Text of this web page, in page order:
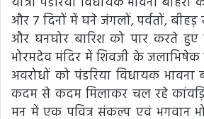
और 7 दिनों में घने जंगलों, पर्वतों, बीहड़
और घनघोर बारिश को पार करते हुए
भोरमदेव मंदिर में शिवजी के जलाभिषेक
अवरोधों को पंडरिया विधायक
कदम से कदम मिलाकर चल रहे
मन में एक पवित्र संकल्प एवं भगवान